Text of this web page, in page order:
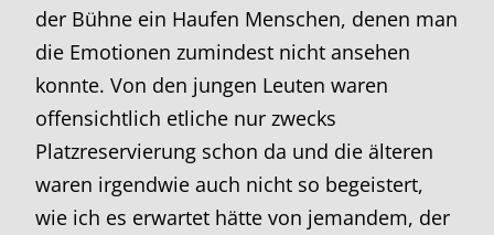
der Bühne ein Haufen Menschen, denen man
die Emotionen zumindest nicht ansehen
konnte. Von den jungen Leuten waren
offensichtlich etliche nur zwecks
Platzreservierung schon da und die älteren
waren irgendwie auch nicht so begeistert,
wie ich es erwartet hätte von jemandem, der